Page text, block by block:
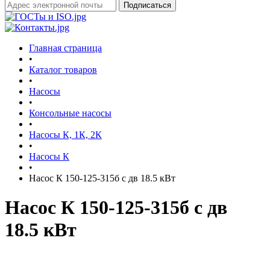
Главная страница
•
Каталог товаров
•
Насосы
•
Консольные насосы
•
Насосы К, 1К, 2К
•
Насосы К
•
Насос К 150-125-315б с дв 18.5 кВт
Насос К 150-125-315б с дв
18.5 кВт